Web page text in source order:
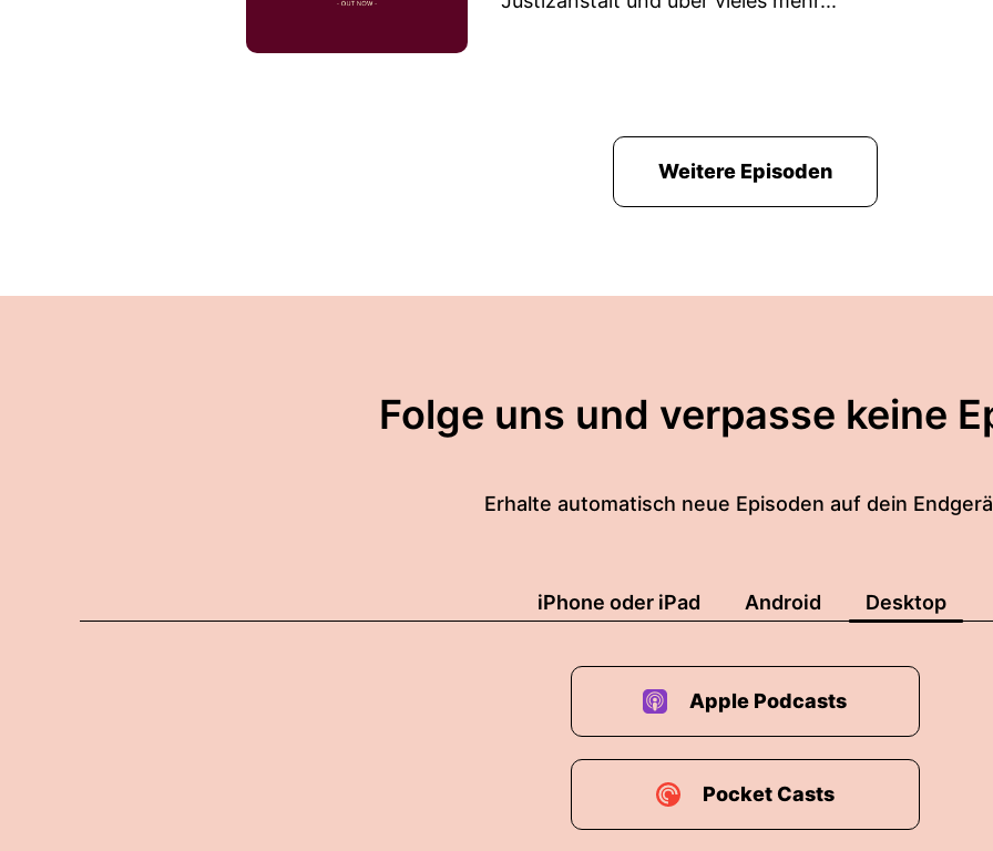
Weitere Episoden
Folge uns und verpasse keine
Erhalte automatisch neue Episoden auf dein
iPhone oder iPad Android Desktop
Apple Podcasts
Pocket Casts